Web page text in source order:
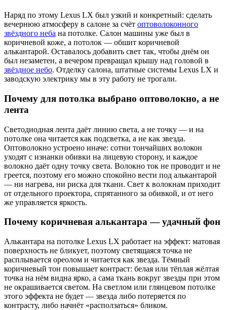
Наряд по этому Lexus LX был узкий и конкретный: сделать
вечернюю атмосферу в салоне за счёт оптоволоконного
звёздного неба на потолке. Салон машины уже был в
коричневой коже, а потолок — обшит коричневой
алькантарой. Оставалось добавить свет так, чтобы днём он
был незаметен, а вечером превращал крышу над головой в
звёздное небо. Отделку салона, штатные системы Lexus LX и
заводскую электрику мы в эту работу не трогали.
Почему для потолка выбрано оптоволокно, а не
лента
Светодиодная лента даёт линию света, а не точку — и на
потолке она читается как подсветка, а не как звезда.
Оптоволокно устроено иначе: сотни тончайших волокон
уходят с изнанки обивки на лицевую сторону, и каждое
волокно даёт одну точку света. Волокно ток не проводит и не
греется, поэтому его можно спокойно вести под алькантарой
— ни нагрева, ни риска для ткани. Свет к волокнам приходит
от отдельного проектора, спрятанного за обивкой, и от него
же управляется яркость.
Почему коричневая алькантара — удачный фон
Алькантара на потолке Lexus LX работает на эффект: матовая
поверхность не бликует, поэтому светящаяся точка не
расплывается ореолом и читается как звезда. Тёмный
коричневый тон повышает контраст: белая или тёплая жёлтая
точка на нём видна ярко, а сама ткань вокруг звезды при этом
не окрашивается светом. На светлом или глянцевом потолке
этого эффекта не будет — звезда либо потеряется по
контрасту, либо начнёт «расползаться» бликом.